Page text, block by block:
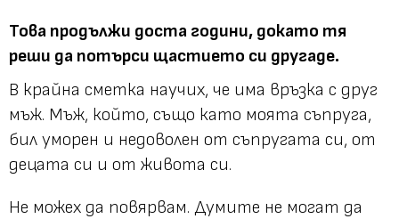
Това продължи доста години, докато тя
реши да потърси щастието си другаде.
В крайна сметка научих, че има връзка с друг
мъж. Мъж, който, също като моята съпруга,
бил уморен и недоволен от съпругата си, от
децата си и от живота си.
Не можех да повярвам. Думите не могат да